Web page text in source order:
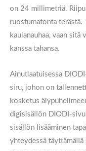
on 24 millimetriä.
ruostumatonta terästä.
kaulanauhaa, vaan sitä
kanssa tahansa.
Ainutlaatuisessa
siru, johon on
kosketus
digisisällön DIODI-
sisällön lisääminen
yhteydessä